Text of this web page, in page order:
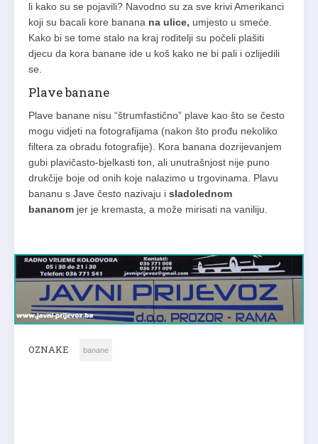
li kako su se pojavili? Navodno su za sve krivi Amerikanci
koji su bacali kore banana na ulice, umjesto u smeće.
Kako bi se tome stalo na kraj roditelji su počeli plašiti
djecu da kora banane ide u koš kako ne bi pali i ozlijedili
se.
Plave banane
Plave banane nisu “štrumfastično” plave kao što se često
mogu vidjeti na fotografijama (nakon što prođu nekoliko
filtera za obradu fotografije). Kora banana dozrijevanjem
gubi plavičasto-bjelkasti ton, ali unutrašnjost nije puno
drukčije boje od onih koje nalazimo u trgovinama. Plavu
bananu s Jave često nazivaju i sladolednom
bananom jer je kremasta, a može mirisati na vaniliju.
OZNAKE banane